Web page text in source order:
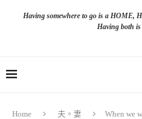
Having somewhere to go is a HOME,
Having both is
Home 夫。妻 When we